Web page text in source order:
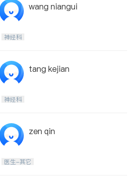
wang niangui
神经科
tang kejian
神经科
zen qin
医生-其它